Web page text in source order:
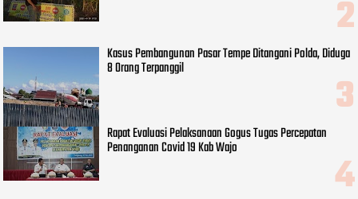
Kasus Pembangunan Pasar Tempe Ditangani Polda, Diduga
8 Orang Terpanggil
Rapat Evaluasi Pelaksanaan Gogus Tugas Percepatan
Penanganan Covid 19 Kab Wajo